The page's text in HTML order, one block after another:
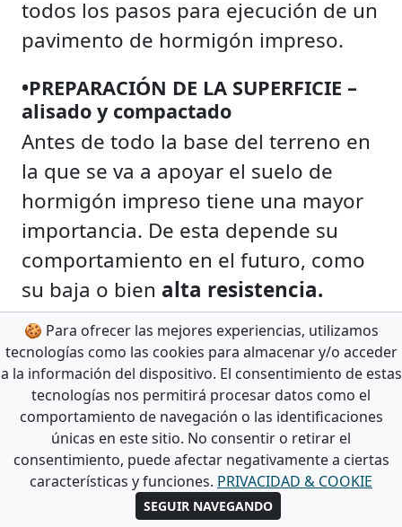
todos los pasos para ejecución de un
pavimento de hormigón impreso.
•PREPARACIÓN DE LA SUPERFICIE –
alisado y compactado
Antes de todo la base del terreno en
la que se va a apoyar el suelo de
hormigón impreso tiene una mayor
importancia. De esta depende su
comportamiento en el futuro, como
su baja o bien alta resistencia.
•ENCOFRADO
Después de obtener unsuelo firme
se trata de delimitar la superficie
donde se va a realizar el pavimento.
Por esto es necesario construir el
encofrado.Esto consiste en la
preparación de un recuadro hecho
🍪 Para ofrecer las mejores experiencias, utilizamos
tecnologías como las cookies para almacenar y/o acceder
a la información del dispositivo. El consentimiento de estas
tecnologías nos permitirá procesar datos como el
comportamiento de navegación o las identificaciones
únicas en este sitio. No consentir o retirar el
consentimiento, puede afectar negativamente a ciertas
características y funciones. PRIVACIDAD & COOKIE
SEGUIR NAVEGANDO